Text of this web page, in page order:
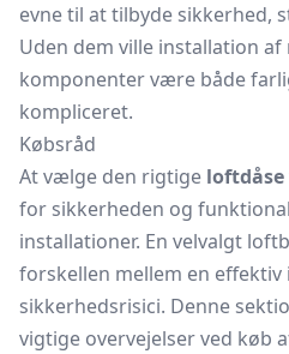
evne til at tilbyde sikkerhed,
Uden dem ville installation
komponenter være både
kompliceret.
Købsråd
At vælge den rigtige loftdåse
for sikkerheden og
installationer. En velvalgt
forskellen mellem en
sikkerhedsrisici. Denne
vigtige overvejelser ved køb